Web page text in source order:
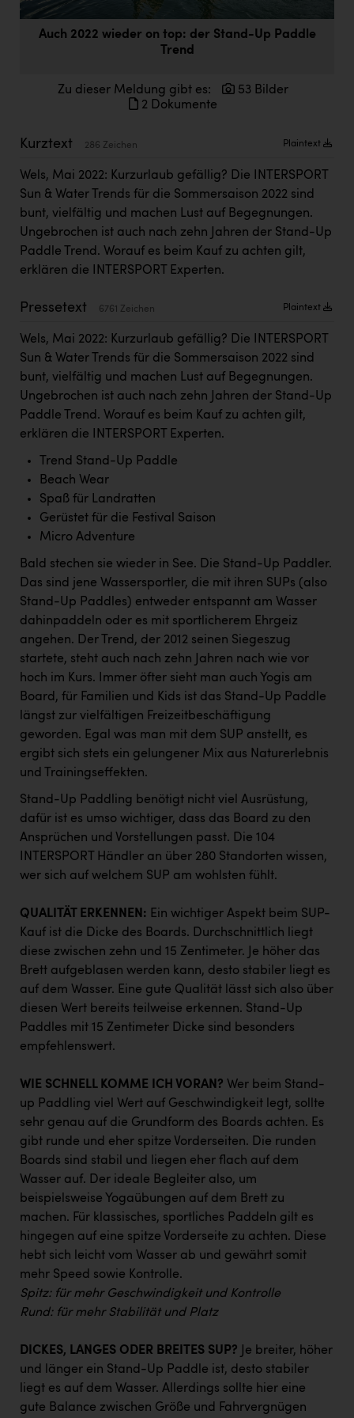
Doppler Gruppe
IFE Austria GmbH
Immotech
INTERSPAR
INTERSPORT Austria
Jesolo
Jane Goodall Institute Austria
Kärcher
Karin Liedl
KIWI Kinderwunsch Institut Dr. Loimer
KLIPP Frisör
Kleider Bauer
Kremsmüller Anlagenbau GmbH
Maximarkt
Oldtimer Raststationen und Motorhotels
Österreichischer Kachelofenverband
Orlen
PEZ
PÜSPÖK
REMAX
RE/MAX Welcome
Resch&Frisch
RUBBLE MASTER
SCRI - Salzburg Cancer Research Institute
SCHMACHTL GmbH
Schwingshandl - automation technology gmbh
Seher + Partner
Smurfit Westrock Nettingsdorf
TGW Logistics
TRAILOMAT & Cycling Austria
VERITAS
Vier Diamanten
Vorlagenportal
Wir besiegen Krebs
Wirtschaftskammer OÖ
ZGONC
Österreichisches Hebammengremium
Auch 2022 wieder on top: der Stand-Up Paddle
Trend
Zu dieser Meldung gibt es:
53 Bilder
2 Dokumente
Kurztext 286 Zeichen Plaintext
Wels, Mai 2022: Kurzurlaub gefällig? Die INTERSPORT
Sun & Water Trends für die Sommersaison 2022 sind
bunt, vielfältig und machen Lust auf Begegnungen.
Ungebrochen ist auch nach zehn Jahren der Stand-Up
Paddle Trend. Worauf es beim Kauf zu achten gilt,
erklären die INTERSPORT Experten.
Pressetext 6761 Zeichen Plaintext
Wels, Mai 2022: Kurzurlaub gefällig? Die INTERSPORT
Sun & Water Trends für die Sommersaison 2022 sind
bunt, vielfältig und machen Lust auf Begegnungen.
Ungebrochen ist auch nach zehn Jahren der Stand-Up
Paddle Trend. Worauf es beim Kauf zu achten gilt,
erklären die INTERSPORT Experten.
Trend Stand-Up Paddle
Beach Wear
Spaß für Landratten
Gerüstet für die Festival Saison
Micro Adventure
Bald stechen sie wieder in See. Die Stand-Up Paddler.
Das sind jene Wassersportler, die mit ihren SUPs (also
Stand-Up Paddles) entweder entspannt am Wasser
dahinpaddeln oder es mit sportlicherem Ehrgeiz
angehen. Der Trend, der 2012 seinen Siegeszug
startete, steht auch nach zehn Jahren nach wie vor
hoch im Kurs. Immer öfter sieht man auch Yogis am
Board, für Familien und Kids ist das Stand-Up Paddle
längst zur vielfältigen Freizeitbeschäftigung
geworden. Egal was man mit dem SUP anstellt, es
ergibt sich stets ein gelungener Mix aus Naturerlebnis
und Trainingseffekten.
Stand-Up Paddling benötigt nicht viel Ausrüstung,
dafür ist es umso wichtiger, dass das Board zu den
Ansprüchen und Vorstellungen passt. Die 104
INTERSPORT Händler an über 280 Standorten wissen,
wer sich auf welchem SUP am wohlsten fühlt.
QUALITÄT ERKENNEN: Ein wichtiger Aspekt beim SUP-
Kauf ist die Dicke des Boards. Durchschnittlich liegt
diese zwischen zehn und 15 Zentimeter. Je höher das
Brett aufgeblasen werden kann, desto stabiler liegt es
auf dem Wasser. Eine gute Qualität lässt sich also über
diesen Wert bereits teilweise erkennen. Stand-Up
Paddles mit 15 Zentimeter Dicke sind besonders
empfehlenswert.
WIE SCHNELL KOMME ICH VORAN? Wer beim Stand-
up Paddling viel Wert auf Geschwindigkeit legt, sollte
sehr genau auf die Grundform des Boards achten. Es
gibt runde und eher spitze Vorderseiten. Die runden
Boards sind stabil und liegen eher flach auf dem
Wasser auf. Der ideale Begleiter also, um
beispielsweise Yogaübungen auf dem Brett zu
machen. Für klassisches, sportliches Paddeln gilt es
hingegen auf eine spitze Vorderseite zu achten. Diese
hebt sich leicht vom Wasser ab und gewährt somit
mehr Speed sowie Kontrolle.
Spitz: für mehr Geschwindigkeit und Kontrolle
Rund: für mehr Stabilität und Platz
DICKES, LANGES ODER BREITES SUP?
Je breiter, höher
und länger ein Stand-Up Paddle ist, desto stabiler
liegt es auf dem Wasser. Allerdings sollte hier eine
gute Balance zwischen Größe und Fahrvergnügen